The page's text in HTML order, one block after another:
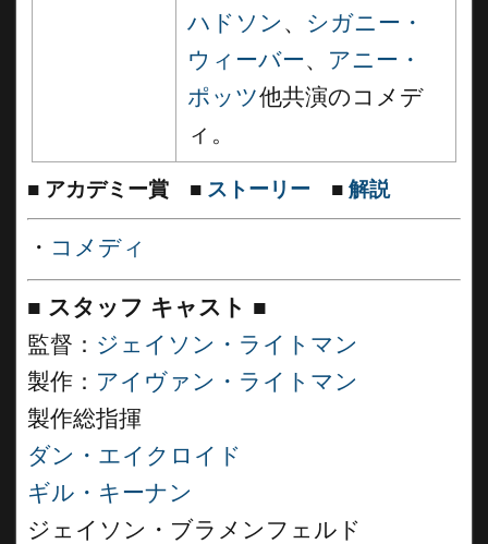
ハドソン 、 シガニー・
ウィーバー、 アニー・
ポッツ他共演のコメデ
ィ。
■ アカデミー賞 ■ ストーリー ■ 解説
・ コメディ
■ スタッフ キャスト ■
監督： ジェイソン・ライトマン
製作： アイヴァン・ライトマン
製作総指揮
ダン・エイクロイド
ギル・キーナン
ジェイソン・ブラメンフェルド